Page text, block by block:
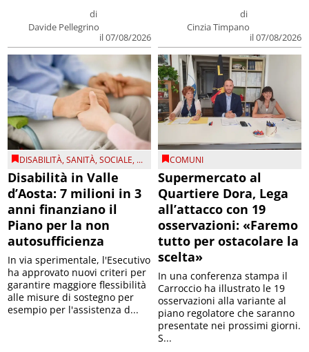
di
Davide Pellegrino
il 07/08/2026
di
Cinzia Timpano
il 07/08/2026
DISABILITÀ,SANITÀ,SOCIALE, ...
Disabilità in Valle
d’Aosta: 7 milioni in 3
anni finanziano il
Piano per la non
autosufficienza
In via sperimentale, l'Esecutivo
ha approvato nuovi criteri per
garantire maggiore flessibilità
alle misure di sostegno per
esempio per l'assistenza d...
COMUNI
Supermercato al
Quartiere Dora, Lega
all’attacco con 19
osservazioni: «Faremo
tutto per ostacolare la
scelta»
In una conferenza stampa il
Carroccio ha illustrato le 19
osservazioni alla variante al
piano regolatore che saranno
presentate nei prossimi giorni.
S...